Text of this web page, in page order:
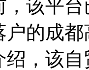
该平
的成
绍，该